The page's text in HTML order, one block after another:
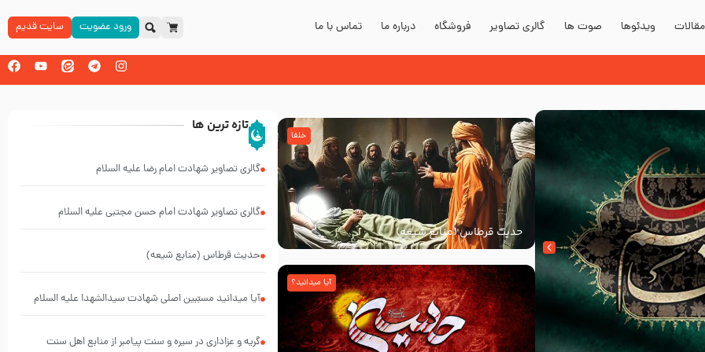
مقالات ویدئوها صوت ها گالری تصاویر فروشگاه درباره ما تماس با ما ورود عضویت سایت قدیم
حدیث قرطاس (منابع شیعه)
خلفا
آیا میدانید؟
تازه ترین ها
گالری تصاویر شهادت امام رضا علیه السلام
گالری تصاویر شهادت امام حسن مجتبی علیه السلام
حدیث قرطاس (منابع شیعه)
آیا میدانید مسبّبین اصلی شهادت سیدالشهدا علیه ‌السلام
گریه و عزاداری در سیره و سنت پیامبر از منابع اهل سنت